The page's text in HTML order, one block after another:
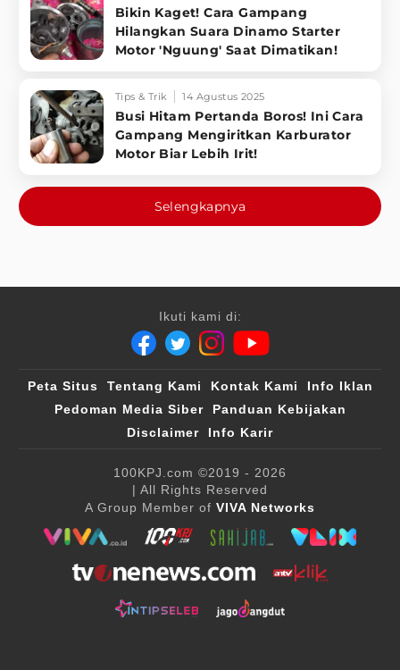
Bikin Kaget! Cara Gampang
Hilangkan Suara Dinamo Starter
Motor 'Nguung' Saat Dimatikan!
Tips & Trik 14 Agustus 2025
Busi Hitam Pertanda Boros! Ini Cara
Gampang Mengiritkan Karburator
Motor Biar Lebih Irit!
Selengkapnya
Ikuti kami di:
Peta Situs Tentang Kami Kontak Kami
Info Iklan
Pedoman Media Siber
Panduan Kebijakan
Disclaimer
Info Karir
100KPJ.com ©2019 - 2026
| All Rights Reserved
A Group Member of VIVA Networks